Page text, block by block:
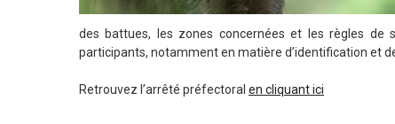
des battues, les zones concernées et les règles de
participants, notamment en matière d’identification et
Retrouvez l’arrêté préfectoral en cliquant ici